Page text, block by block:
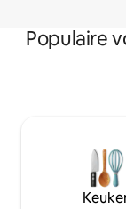
Populaire